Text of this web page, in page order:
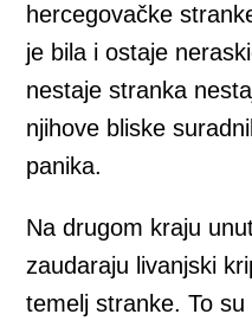
hercegovačke
je bila i ostaje
nestaje stranka
njihove bliske
panika.
Na drugom kraju
zaudaraju livanjski
temelj stranke. To